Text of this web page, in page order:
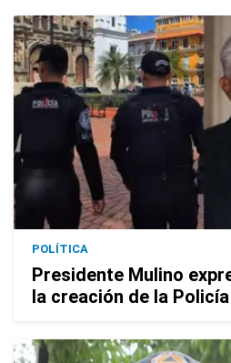
POLÍTICA
Presidente Mulino
la creación de la